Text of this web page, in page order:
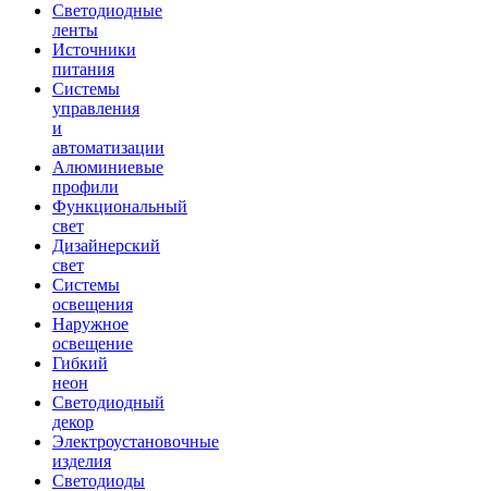
Светодиодные
ленты
Источники
питания
Системы
управления
и
автоматизации
Алюминиевые
профили
Функциональный
свет
Дизайнерский
свет
Системы
освещения
Наружное
освещение
Гибкий
неон
Светодиодный
декор
Электроустановочные
изделия
Светодиоды